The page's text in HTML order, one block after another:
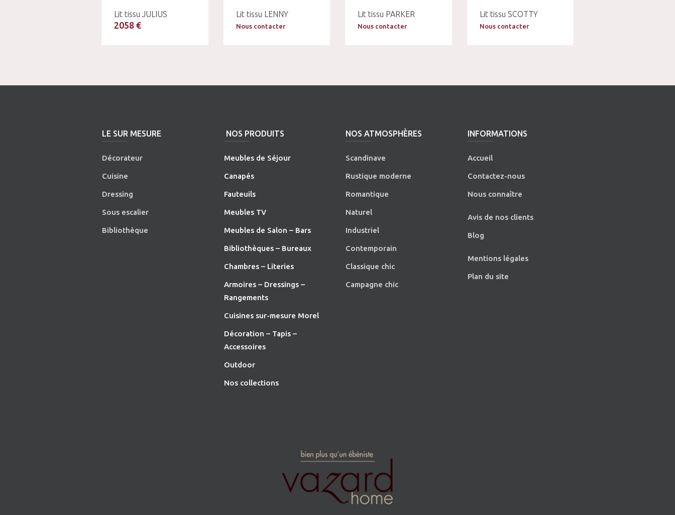
Lit tissu JULIUS
2058 €
Lit tissu LENNY
Nous contacter
Lit tissu PARKER
Nous contacter
Lit tissu SCOTTY
Nous contacter
LE SUR MESURE
Décorateur
Cuisine
Dressing
Sous escalier
Bibliothèque
NOS PRODUITS
Meubles de Séjour
Canapés
Fauteuils
Meubles TV
Meubles de Salon – Bars
Bibliothèques – Bureaux
Chambres – Literies
Armoires – Dressings –
Rangements
Cuisines sur-mesure Morel
Décoration – Tapis –
Accessoires
Outdoor
Nos collections
NOS ATMOSPHÈRES
Scandinave
Rustique moderne
Romantique
Naturel
Industriel
Contemporain
Classique chic
Campagne chic
INFORMATIONS
Accueil
Contactez-nous
Nous connaître
Avis de nos clients
Blog
Mentions légales
Plan du site